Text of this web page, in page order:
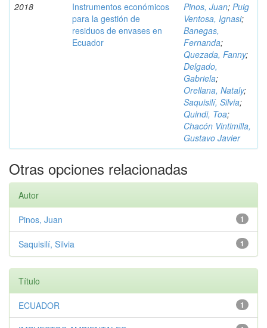
2018
Instrumentos económicos
para la gestión de
residuos de envases en
Ecuador
Pinos, Juan; Puig
Ventosa, Ignasi;
Banegas,
Fernanda;
Quezada, Fanny;
Delgado,
Gabriela;
Orellana, Nataly;
Saquisilí, Silvia;
Quindi, Toa;
Chacón Vintimilla,
Gustavo Javier
Otras opciones relacionadas
Autor
1
Pinos, Juan
1
Saquisilí, Silvia
Título
1
ECUADOR